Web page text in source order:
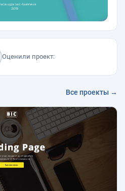
Оценили проект:
Все проекты →